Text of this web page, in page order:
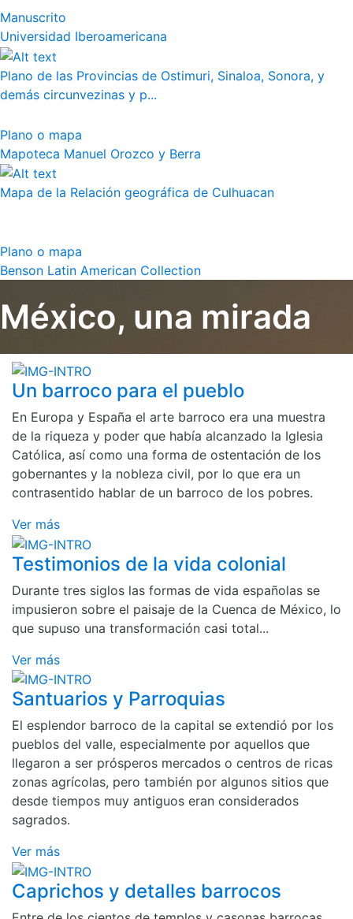
Manuscrito
Universidad Iberoamericana
Plano de las Provincias de Ostimuri, Sinaloa, Sonora, y
demás circunvezinas y p...
Plano o mapa
Mapoteca Manuel Orozco y Berra
Mapa de la Relación geográfica de Culhuacan
Plano o mapa
Benson Latin American Collection
México, una mirada
Un barroco para el pueblo
En Europa y España el arte barroco era una muestra
de la riqueza y poder que había alcanzado la Iglesia
Católica, así como una forma de ostentación de los
gobernantes y la nobleza civil, por lo que era un
contrasentido hablar de un barroco de los pobres.
Ver más
Testimonios de la vida colonial
Durante tres siglos las formas de vida españolas se
impusieron sobre el paisaje de la Cuenca de México, lo
que supuso una transformación casi total...
Ver más
Santuarios y Parroquias
El esplendor barroco de la capital se extendió por los
pueblos del valle, especialmente por aquellos que
llegaron a ser prósperos mercados o centros de ricas
zonas agrícolas, pero también por algunos sitios que
desde tiempos muy antiguos eran considerados
sagrados.
Ver más
Caprichos y detalles barrocos